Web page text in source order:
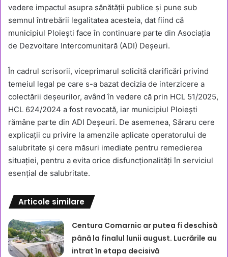
vedere impactul asupra sănătății publice și pune sub
semnul întrebării legalitatea acesteia, dat fiind că
municipiul Ploiești face în continuare parte din Asociația
de Dezvoltare Intercomunitară (ADI) Deșeuri.
În cadrul scrisorii, viceprimarul solicită clarificări privind
temeiul legal pe care s-a bazat decizia de interzicere a
colectării deșeurilor, având în vedere că prin HCL 51/2025,
HCL 624/2024 a fost revocată, iar municipiul Ploiești
rămâne parte din ADI Deșeuri. De asemenea, Săraru cere
explicații cu privire la amenzile aplicate operatorului de
salubritate și cere măsuri imediate pentru remedierea
situației, pentru a evita orice disfuncționalități în serviciul
esențial de salubritate.
Articole similare
Centura Comarnic ar putea fi deschisă
până la finalul lunii august. Lucrările au
intrat în etapa decisivă